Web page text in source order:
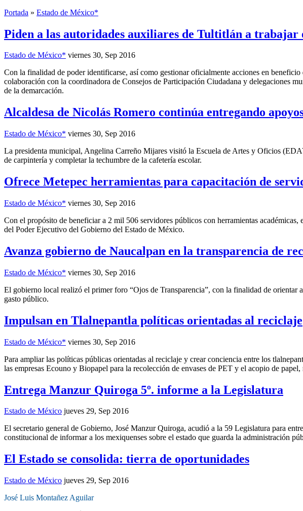
Portada » Estado de México*
Piden a las autoridades auxiliares de Tultitlán a trabajar
Estado de México* viernes 30, Sep 2016
Con la finalidad de poder identificarse, así como gestionar oficialmente acciones en
colaboración con la coordinadora de Consejos de Participación Ciudadana y delegaciones
de la demarcación.
Alcaldesa de Nicolás Romero continúa entregando
Estado de México* viernes 30, Sep 2016
La presidenta municipal, Angelina Carreño Mijares visitó la Escuela de Artes y Oficios
de carpintería y completar la techumbre de la cafetería escolar.
Ofrece Metepec herramientas para capacitación de
Estado de México* viernes 30, Sep 2016
Con el propósito de beneficiar a 2 mil 506 servidores públicos con herramientas
del Poder Ejecutivo del Gobierno del Estado de México.
Avanza gobierno de Naucalpan en la transparencia de
Estado de México* viernes 30, Sep 2016
El gobierno local realizó el primer foro “Ojos de Transparencia”, con la finalidad de orientar
gasto público.
Impulsan en Tlalnepantla políticas orientadas al reciclaje
Estado de México* viernes 30, Sep 2016
Para ampliar las políticas públicas orientadas al reciclaje y crear conciencia entre los
las empresas Ecouno y Biopapel para la recolección de envases de PET y el acopio de papel,
Entrega Manzur Quiroga 5º. informe a la Legislatura
Estado de México jueves 29, Sep 2016
El secretario general de Gobierno, José Manzur Quiroga, acudió a la 59 Legislatura para
constitucional de informar a los mexiquenses sobre el estado que guarda la administración
El Estado se consolida: tierra de oportunidades
Estado de México jueves 29, Sep 2016
José Luis Montañez Aguilar